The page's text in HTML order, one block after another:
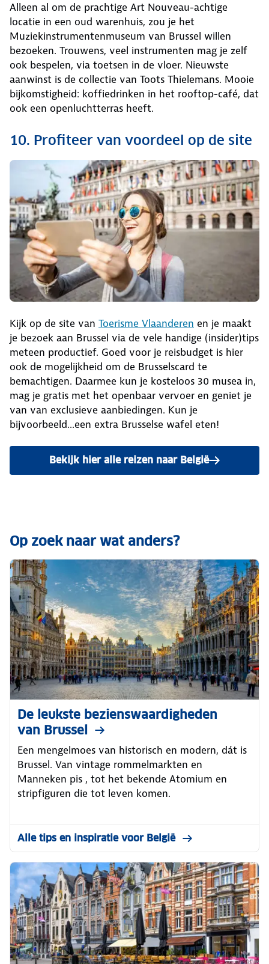
Alleen al om de prachtige Art Nouveau-achtige
locatie in een oud warenhuis, zou je het
Muziekinstrumentenmuseum van Brussel willen
bezoeken. Trouwens, veel instrumenten mag je zelf
ook bespelen, via toetsen in de vloer. Nieuwste
aanwinst is de collectie van Toots Thielemans. Mooie
bijkomstigheid: koffiedrinken in het rooftop-café, dat
ook een openluchtterras heeft.
10. Profiteer van voordeel op de site
Kijk op de site van Toerisme Vlaanderen en je maakt
je bezoek aan Brussel via de vele handige (insider)tips
meteen productief. Goed voor je reisbudget is hier
ook de mogelijkheid om de Brusselscard te
bemachtigen. Daarmee kun je kosteloos 30 musea in,
mag je gratis met het openbaar vervoer en geniet je
van van exclusieve aanbiedingen. Kun je
bijvoorbeeld...een extra Brusselse wafel eten!
Bekijk hier alle reizen naar België
Op zoek naar wat anders?
De leukste bezienswaardigheden
van Brussel
Een mengelmoes van historisch en modern, dát is
Brussel. Van vintage rommelmarkten en
Manneken pis , tot het bekende Atomium en
stripfiguren die tot leven komen.
Alle tips en inspiratie voor België